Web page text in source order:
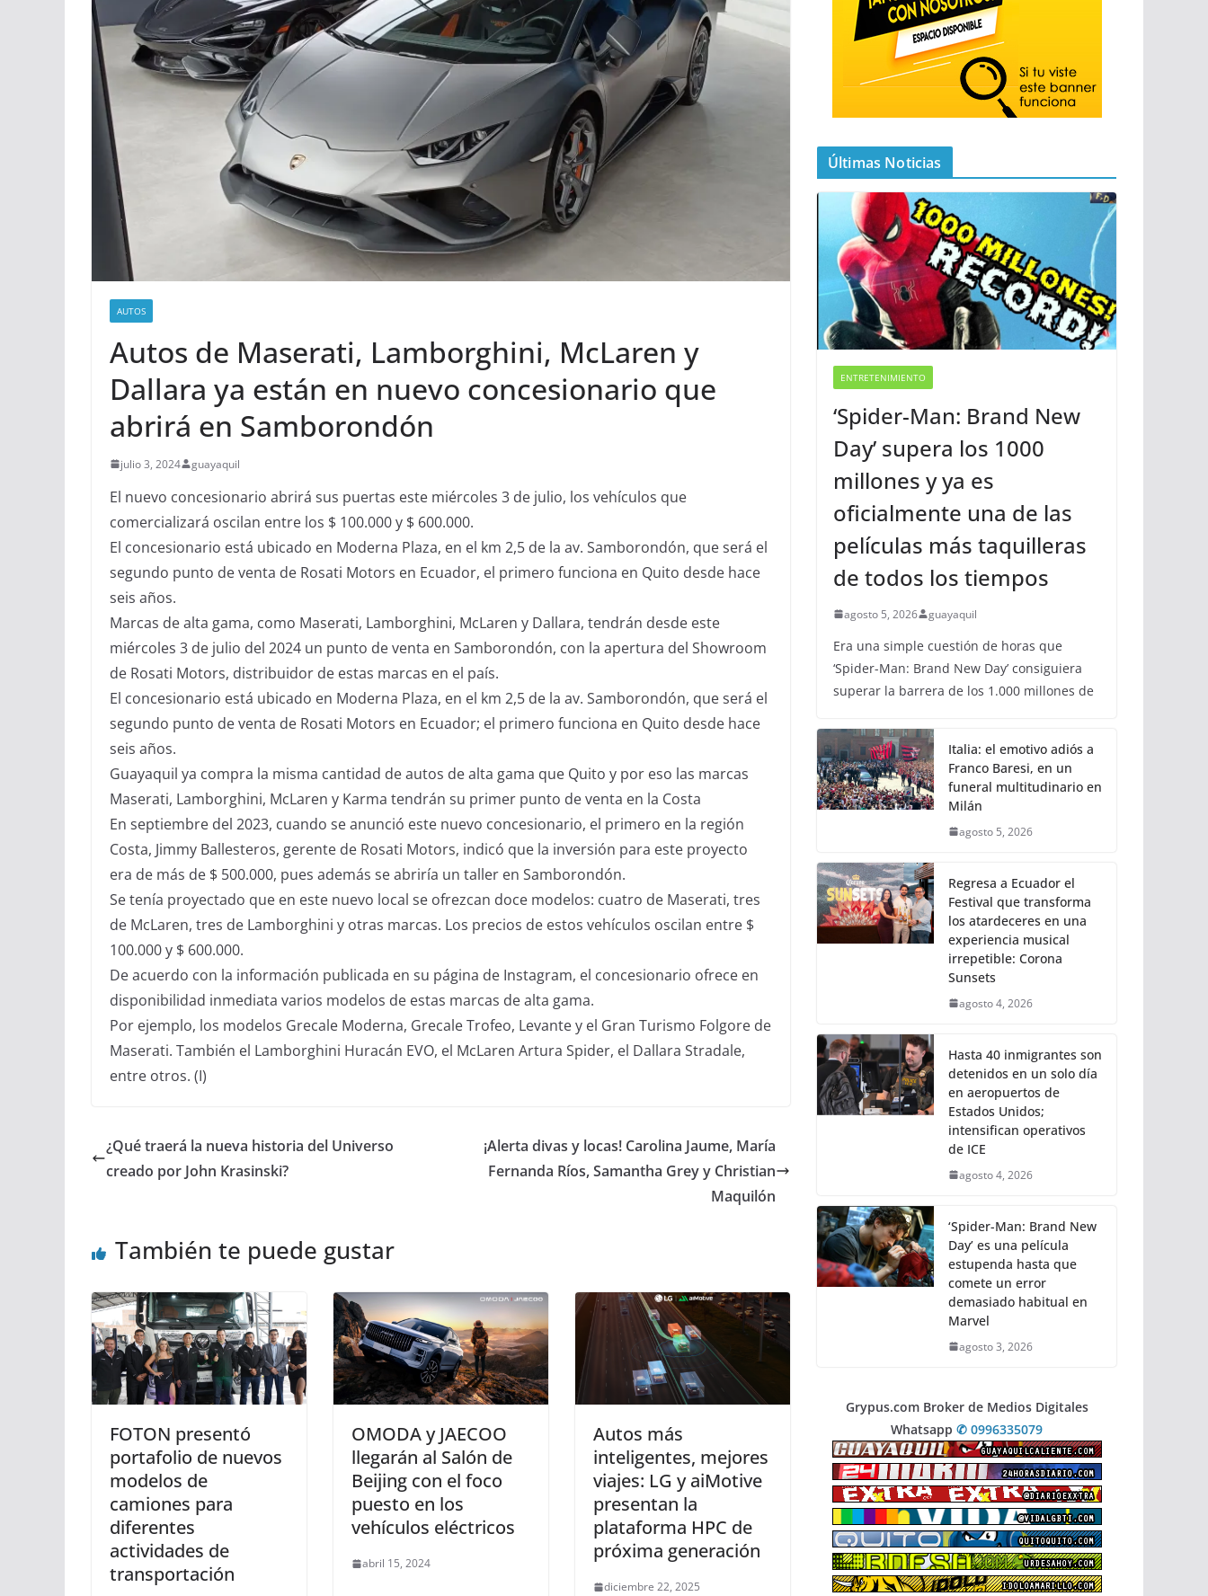
AUTOS
Autos de Maserati, Lamborghini, McLaren y
Dallara ya están en nuevo concesionario que
abrirá en Samborondón
julio 3, 2024 guayaquil
El nuevo concesionario abrirá sus puertas este miércoles 3 de julio, los vehículos que
comercializará oscilan entre los $ 100.000 y $ 600.000.
El concesionario está ubicado en Moderna Plaza, en el km 2,5 de la av. Samborondón, que será el
segundo punto de venta de Rosati Motors en Ecuador, el primero funciona en Quito desde hace
seis años.
Marcas de alta gama, como Maserati, Lamborghini, McLaren y Dallara, tendrán desde este
miércoles 3 de julio del 2024 un punto de venta en Samborondón, con la apertura del Showroom
de Rosati Motors, distribuidor de estas marcas en el país.
El concesionario está ubicado en Moderna Plaza, en el km 2,5 de la av. Samborondón, que será el
segundo punto de venta de Rosati Motors en Ecuador; el primero funciona en Quito desde hace
seis años.
Guayaquil ya compra la misma cantidad de autos de alta gama que Quito y por eso las marcas
Maserati, Lamborghini, McLaren y Karma tendrán su primer punto de venta en la Costa
En septiembre del 2023, cuando se anunció este nuevo concesionario, el primero en la región
Costa, Jimmy Ballesteros, gerente de Rosati Motors, indicó que la inversión para este proyecto
era de más de $ 500.000, pues además se abriría un taller en Samborondón.
Se tenía proyectado que en este nuevo local se ofrezcan doce modelos: cuatro de Maserati, tres
de McLaren, tres de Lamborghini y otras marcas. Los precios de estos vehículos oscilan entre $
100.000 y $ 600.000.
De acuerdo con la información publicada en su página de Instagram, el concesionario ofrece en
disponibilidad inmediata varios modelos de estas marcas de alta gama.
Por ejemplo, los modelos Grecale Moderna, Grecale Trofeo, Levante y el Gran Turismo Folgore de
Maserati. También el Lamborghini Huracán EVO, el McLaren Artura Spider, el Dallara Stradale,
entre otros. (I)
¿Qué traerá la nueva historia del Universo
creado por John Krasinski?
¡Alerta divas y locas! Carolina Jaume, María
Fernanda Ríos, Samantha Grey y Christian
Maquilón
También te puede gustar
FOTON presentó
portafolio de nuevos
modelos de
camiones para
diferentes
actividades de
transportación
OMODA y JAECOO
llegarán al Salón de
Beijing con el foco
puesto en los
vehículos eléctricos
abril 15, 2024
Autos más
inteligentes, mejores
viajes: LG y aiMotive
presentan la
plataforma HPC de
próxima generación
diciembre 22, 2025
Últimas Noticias
ENTRETENIMIENTO
‘Spider-Man: Brand New
Day’ supera los 1000
millones y ya es
oficialmente una de las
películas más taquilleras
de todos los tiempos
agosto 5, 2026 guayaquil
Era una simple cuestión de horas que
‘Spider-Man: Brand New Day’ consiguiera
superar la barrera de los 1.000 millones de
Italia: el emotivo adiós a
Franco Baresi, en un
funeral multitudinario en
Milán
agosto 5, 2026
Regresa a Ecuador el
Festival que transforma
los atardeceres en una
experiencia musical
irrepetible: Corona
Sunsets
agosto 4, 2026
Hasta 40 inmigrantes son
detenidos en un solo día
en aeropuertos de
Estados Unidos;
intensifican operativos
de ICE
agosto 4, 2026
‘Spider-Man: Brand New
Day’ es una película
estupenda hasta que
comete un error
demasiado habitual en
Marvel
agosto 3, 2026
Grypus.com Broker de Medios Digitales
Whatsapp ✆ 0996335079